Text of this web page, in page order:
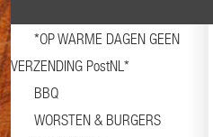
*OP WARME DAGEN GEEN
VERZENDING PostNL*
BBQ
WORSTEN & BURGERS